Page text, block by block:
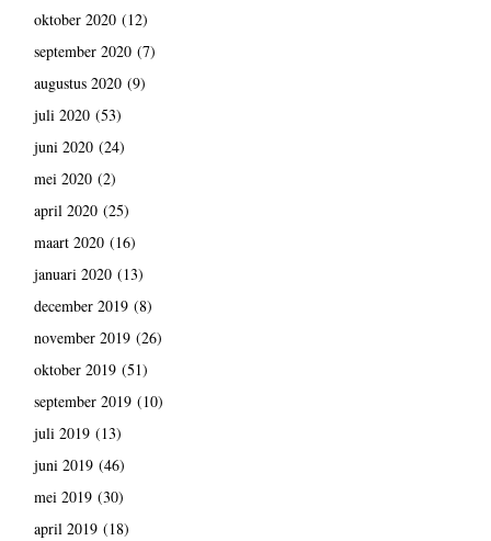
oktober 2020(12)
september 2020(7)
augustus 2020(9)
juli 2020(53)
juni 2020(24)
mei 2020(2)
april 2020(25)
maart 2020(16)
januari 2020(13)
december 2019(8)
november 2019(26)
oktober 2019(51)
september 2019(10)
juli 2019(13)
juni 2019(46)
mei 2019(30)
april 2019(18)